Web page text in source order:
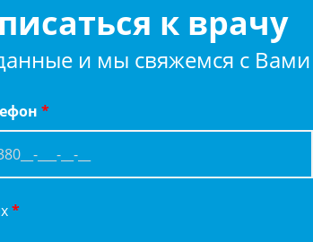
к врачу
и мы свяжемся с
*
*